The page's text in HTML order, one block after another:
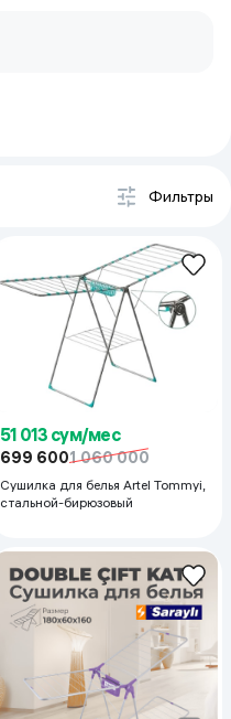
Фильтры
51 013 сум/мес
699 6001 060 000
Сушилка для белья Artel Tommyi,
стальной-бирюзовый